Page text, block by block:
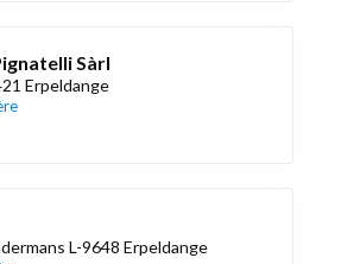
Sàrl
Erpeldange
L-9648 Erpeldange